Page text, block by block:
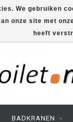
BADKRANEN
We gebruiken
onze site met
heeft